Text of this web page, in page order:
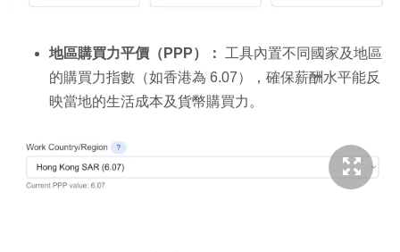
地區購買力平價（PPP）：
工具內置不同國家及地區
的購買力指數（如香港為 6.07），確保薪酬水平能反
映當地的生活成本及貨幣購買力。